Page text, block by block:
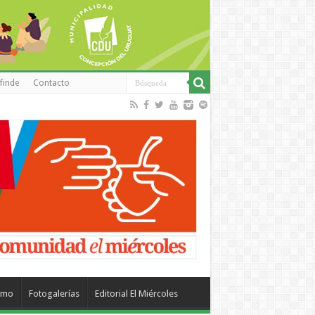
Contacto
Fotogalerías Editorial El Miércoles